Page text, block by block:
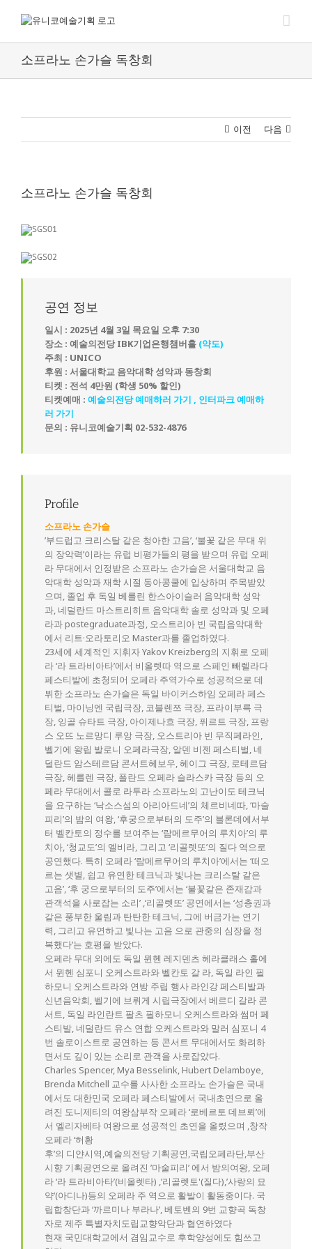
소프라노 손가슬 독창회
이전 다음
소프라노 손가슬 독창회
공연 정보
일시 : 2025년 4월 3일 목요일 오후 7:30
장소 : 예술의전당 IBK기업은행챔버홀 (약도)
주최 : UNICO
후원 : 서울대학교 음악대학 성악과 동창회
티켓 : 전석 4만원 (학생 50% 할인)
티켓예매 : 예술의전당 예매하러 가기 , 인터파크 예매하
러 가기
문의 : 유니코예술기획 02-532-4876
Profile
소프라노 손가슬
’부드럽고 크리스탈 같은 청아한 고음’, ‘불꽃 같은 무대 위
의 장악력’이라는 유럽 비평가들의 평을 받으며 유럽 오페
라 무대에서 인정받은 소프라노 손가슬은 서울대학교 음
악대학 성악과 재학 시절 동아콩쿨에 입상하며 주목받았
으며, 졸업 후 독일 베를린 한스아이슬러 음악대학 성악
과, 네덜란드 마스트리히트 음악대학 솔로 성악과 및 오페
라과 postegraduate과정, 오스트리아 빈 국립음악대학
에서 리트·오라토리오 Master과를 졸업하였다.
23세에 세계적인 지휘자 Yakov Kreizberg의 지휘로 오페
라 ‘라 트라비아타’에서 비올렛따 역으로 스페인 빼렐라다
페스티발에 초청되어 오페라 주역가수로 성공적으로 데
뷔한 소프라노 손가슬은 독일 바이커스하임 오페라 페스
티벌, 마이닝엔 국립극장, 코블렌쯔 극장, 프라이부륵 극
장, 잉골 슈타트 극장, 아이제나흐 극장, 퓌르트 극장, 프랑
스 오뜨 노르망디 루앙 극장, 오스트리아 빈 무직페라인,
벨기에 왕립 발로니 오페라극장, 알덴 비젠 페스티벌, 네
덜란드 암스테르담 콘서트헤보우, 헤이그 극장, 로테르담
극장, 헤를렌 극장, 폴란드 오페라 슬라스카 극장 등의 오
페라 무대에서 콜로 라투라 소프라노의 고난이도 테크닉
을 요구하는 ‘낙소스섬의 아리아드네’의 체르비네따, ‘마술
피리’의 밤의 여왕, ‘후궁으로부터의 도주’의 블론데에서부
터 벨칸토의 정수를 보여주는 ‘람메르무어의 루치아’의 루
치아, ‘청교도’의 엘비라, 그리고 ‘리골렛또’의 질다 역으로
공연했다. 특히 오페라 ‘람메르무어의 루치아’에서는 ‘떠오
르는 샛별, 쉽고 유연한 테크닉과 빛나는 크리스탈 같은
고음’, ‘후 궁으로부터의 도주’에서는 ‘불꽃같은 존재감과
관객석을 사로잡는 소리’ ,‘리골렛또’ 공연에서는 ‘성층권과
같은 풍부한 울림과 탄탄한 테크닉, 그에 버금가는 연기
력, 그리고 유연하고 빛나는 고음 으로 관중의 심장을 정
복했다’는 호평을 받았다.
오페라 무대 외에도 독일 뮌헨 레지덴츠 헤라클래스 홀에
서 뮌헨 심포니 오케스트라와 벨칸토 갈 라, 독일 라인 필
하모니 오케스트라와 연방 주립 행사 라인강 페스티발과
신년음악회, 벨기에 브뤼게 시립극장에서 베르디 갈라 콘
서트, 독일 라인란트 팔츠 필하모니 오케스트라와 썸머 페
스티발, 네덜란드 유스 연합 오케스트라와 말러 심포니 4
번 솔로이스트로 공연하는 등 콘서트 무대에서도 화려하
면서도 깊이 있는 소리로 관객을 사로잡았다.
Charles Spencer, Mya Besselink, Hubert Delamboye,
Brenda Mitchell 교수를 사사한 소프라노 손가슬은 국내
에서도 대한민국 오페라 페스티발에서 국내초연으로 올
려진 도니제티의 여왕삼부작 오페라 ‘로베르토 데브뢰’에
서 엘리자베타 여왕으로 성공적인 초연을 올렸으며 ,창작
오페라 ‘허황
후’의 디얀시역,예술의전당 기획공연,국립오페라단,부산
시향 기획공연으로 올려진 ’마술피리’ 에서 밤의여왕, 오페
라 ‘라 트라비아타’(비올렛타) ,’리골렛토'(질다),’사랑의 묘
약’(아디나)등의 오페라 주 역으로 활발이 활동중이다. 국
립합창단과 ‘까르미나 부라나’, 베토벤의 9번 교향곡 독창
자로 제주 특별자치도립교향악단과 협연하였다
현재 국민대학교에서 겸임교수로 후학양성에도 힘쓰고